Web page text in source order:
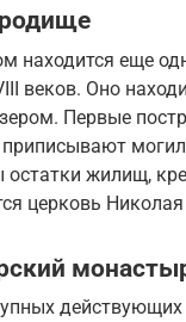
находится еще
веков. Оно
Первые
жилищ,
церковь